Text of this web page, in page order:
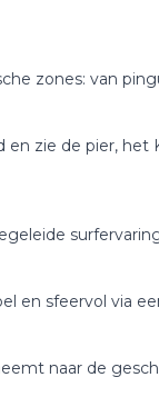
zones: van
zie de pier, het
en sfeervol via
naar de